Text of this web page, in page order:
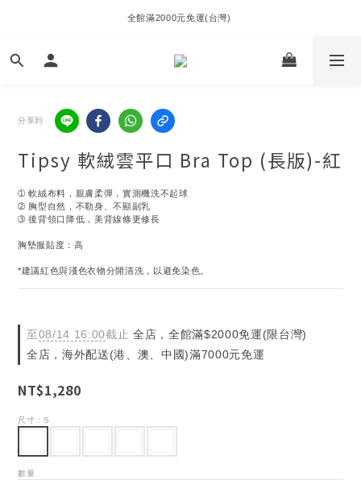
全館滿2000元免運(台灣)
分享到
Tipsy 軟絨雲平口 Bra Top (長版)-紅
➀ 軟絨布料，親膚柔彈，實測機洗不起球
➁ 胸型自然，不勒身、不顯副乳
➂ 後背領口降低，美背線條更修長
胸墊服貼度：高
*建議紅色與淺色衣物分開清洗，以避免染色。
至08/14 16:00截止 全店，全館滿$2000免運(限台灣)
全店，海外配送(港、澳、中國)滿7000元免運
NT$1,280
尺寸 : S
數量